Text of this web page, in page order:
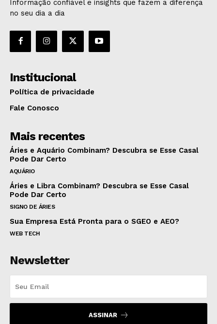
Informação confiável e insights que fazem a diferença
no seu dia a dia
Institucional
Política de privacidade
Fale Conosco
Mais recentes
Áries e Aquário Combinam? Descubra se Esse Casal
Pode Dar Certo
AQUÁRIO
Áries e Libra Combinam? Descubra se Esse Casal
Pode Dar Certo
SIGNO DE ÁRIES
Sua Empresa Está Pronta para o SGEO e AEO?
WEB TECH
Newsletter
ASSINAR